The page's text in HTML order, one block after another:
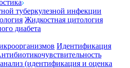
туберкулезной инфекции
Жидкостная цитология
диабета
Идентификация
(идентификация и оценка